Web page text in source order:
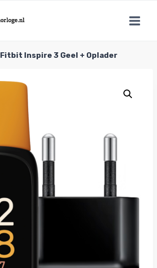
Fitbit Inspire 3 Geel + Oplader